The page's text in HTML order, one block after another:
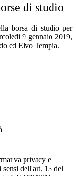
di studio
borsa di studio per
9 gennaio 2019,
ed Elvo Tempia.
privacy e
sensi dell'art. 13 del